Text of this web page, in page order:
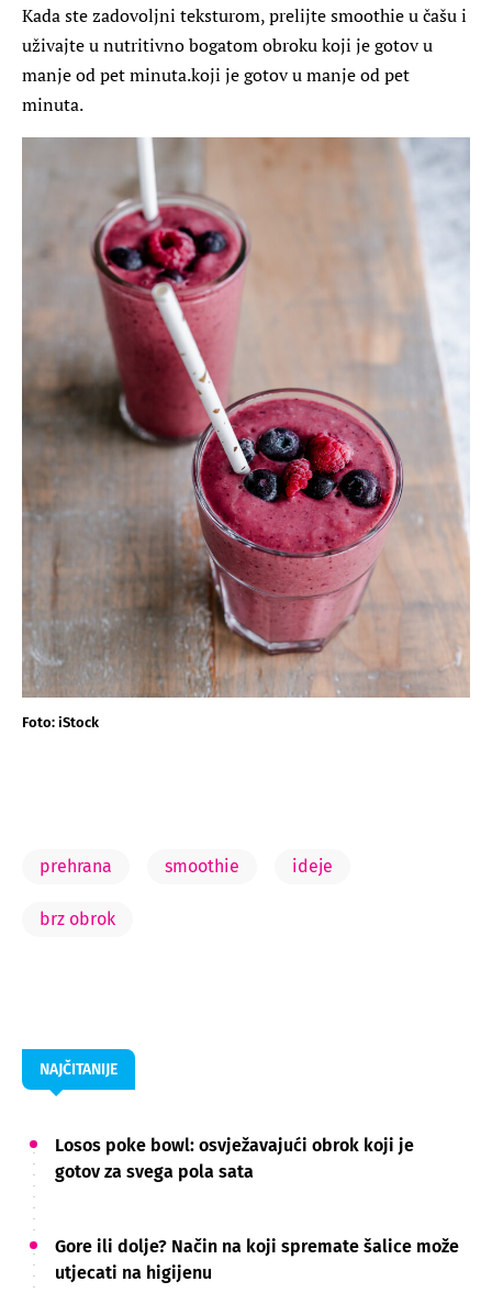
Kada ste zadovoljni teksturom, prelijte smoothie u čašu i
uživajte u nutritivno bogatom obroku koji je gotov u
manje od pet minuta.koji je gotov u manje od pet
minuta.
Foto: iStock
prehrana smoothie ideje
brz obrok
NAJČITANIJE
Losos poke bowl: osvježavajući obrok koji je
gotov za svega pola sata
Gore ili dolje? Način na koji spremate šalice može
utjecati na higijenu